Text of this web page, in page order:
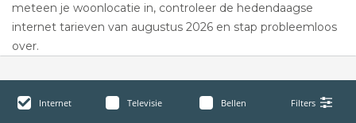
meteen je woonlocatie in, controleer de hedendaagse
internet tarieven van augustus 2026 en stap probleemloos
over.
Internet Televisie Bellen Filters